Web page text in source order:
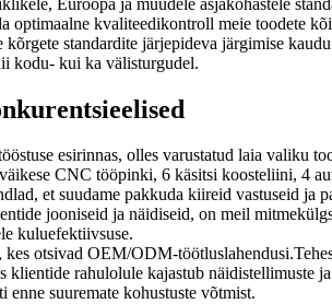
optimaalne kvaliteedikontroll meie toodete
kõrgete standardite järjepideva järgimise
kodu- kui ka välisturgudel.
esirinnas, olles varustatud laia valiku
CNC tööpinki, 6 käsitsi koosteliini, 4
et suudame pakkuda kiireid vastuseid ja
jooniseid ja näidiseid, on meil
kuluefektiivsuse.
otsivad OEM/ODM-
klientide rahulolule kajastub näidistellimuste
enne suuremate kohustuste võtmist.